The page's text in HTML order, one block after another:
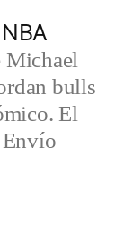
Michael
bulls
El